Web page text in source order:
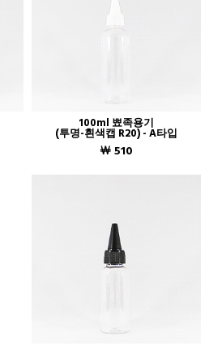
100ml 뾰족용기
(투명-흰색캡 R20) - A타입
￦ 510